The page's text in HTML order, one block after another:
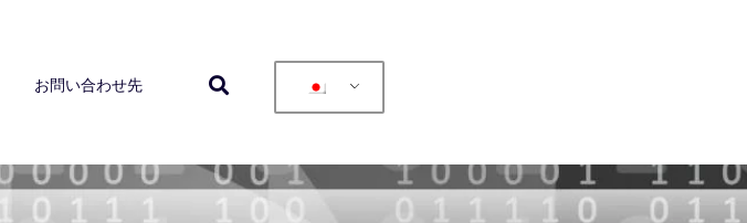
お問い合わせ先